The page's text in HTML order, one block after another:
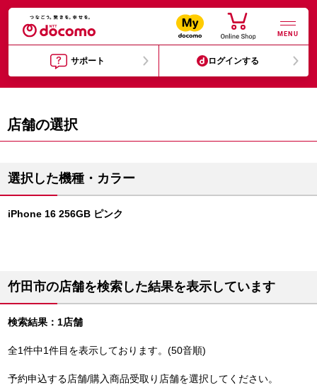
MENU
サポート ログインする
店舗の選択
選択した機種・カラー
iPhone 16 256GB ピンク
竹田市の店舗を検索した結果を表示しています
検索結果：1店舗
全1件中1件目を表示しております。(50音順)
予約申込する店舗/購入商品受取り店舗を選択してください。